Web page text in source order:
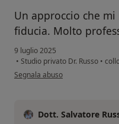
Un approccio che mi
fiducia. Molto
9 luglio 2025
• Studio privato Dr. Russo •
secondo l'opinione dell'utente
Segnala abuso
Dott. Salvatore